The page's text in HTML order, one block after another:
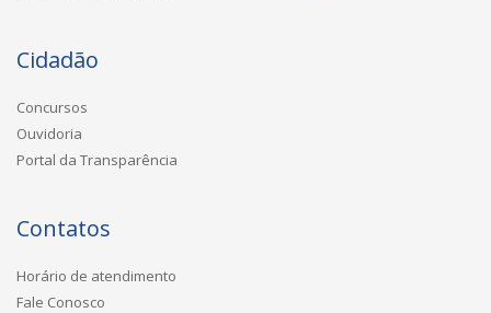
Cidadão
Concursos
Ouvidoria
Portal da Transparência
Contatos
Horário de atendimento
Fale Conosco